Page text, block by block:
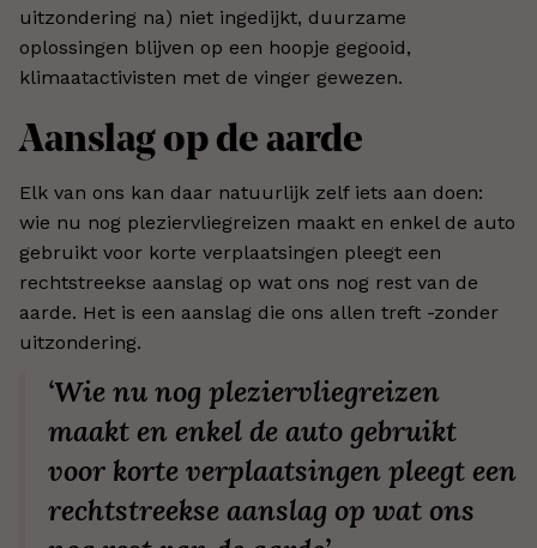
uitzondering na) niet ingedijkt, duurzame
oplossingen blijven op een hoopje gegooid,
klimaatactivisten met de vinger gewezen.
Aanslag op de aarde
Elk van ons kan daar natuurlijk zelf iets aan doen:
wie nu nog pleziervliegreizen maakt en enkel de auto
gebruikt voor korte verplaatsingen pleegt een
rechtstreekse aanslag op wat ons nog rest van de
aarde. Het is een aanslag die ons allen treft -zonder
uitzondering.
‘Wie nu nog pleziervliegreizen
maakt en enkel de auto gebruikt
voor korte verplaatsingen pleegt een
rechtstreekse aanslag op wat ons